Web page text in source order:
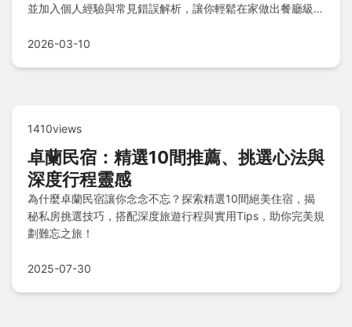
並加入個人經驗與常見錯誤解析，讓你輕鬆在家做出餐廳級美
2026-03-10
1410views
卓蘭民宿：精選10間推薦、挑選心法與
深度行程靈感
為什麼卓蘭民宿讓你念念不忘？探索精選10間絕美住宿，揭
秘私房挑選技巧，搭配深度旅遊行程與實用Tips，助你完美規
劃難忘之旅！
2025-07-30